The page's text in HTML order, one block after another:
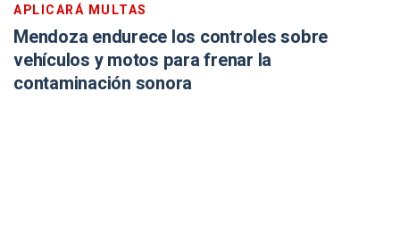
APLICARÁ MULTAS
Mendoza endurece los controles sobre
vehículos y motos para frenar la
contaminación sonora